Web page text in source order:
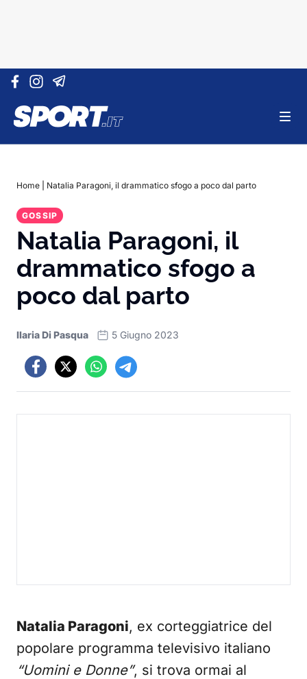
Vai al contenuto
Home Natalia Paragoni, il drammatico sfogo a poco dal parto
GOSSIP
Natalia Paragoni, il
drammatico sfogo a
poco dal parto
Ilaria Di Pasqua 5 Giugno 2023
Natalia Paragoni, ex corteggiatrice del
popolare programma televisivo italiano
“Uomini e Donne”, si trova ormai al